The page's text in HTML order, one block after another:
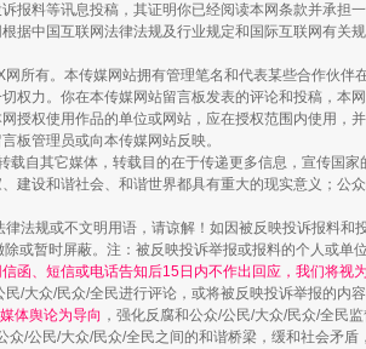
茶叶“炒上天”
谢谢有你温暖了四季
报料等讯息投稿，其证明你已经阅读本网条款并承担
据中国互联网法律法规及行业规定和国际互联网有关规
所有。本传媒网站拥有管理笔名和代表某些合作伙伴
权力。你在本传媒网站留言板发表的评论和投稿，本
权使用作品的单位或网站，应在授权范围内使用，
板管理员或向本传媒网站反映。
载自其它媒体，转载目的在于传递更多信息，宣传国
建设和谐社会、和谐世界都具有重大的现实意义；公
法规或不文明用语，请谅解！如因被反映投诉报料和
或暂时屏蔽。注：被反映投诉举报或报料的个人或单
函、短信或电话告知后15日内不作出回应，我们将视
/大众/民众/全民进行评论，或将被反映投诉举报的内
体舆论为导向 ，强化反腐和公众/公民/大众/民众/全民
/公民/大众/民众/全民之间的和谐桥梁，缓和社会矛